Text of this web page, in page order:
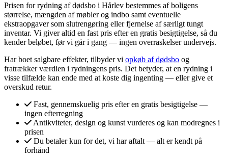
Prisen for rydning af dødsbo i Hårlev bestemmes af boligens
størrelse, mængden af møbler og indbo samt eventuelle
ekstraopgaver som slutrengøring eller fjernelse af særligt tungt
inventar. Vi giver altid en fast pris efter en gratis besigtigelse, så du
kender beløbet, før vi går i gang — ingen overraskelser undervejs.
Har boet salgbare effekter, tilbyder vi opkøb af dødsbo og
fratrækker værdien i rydningens pris. Det betyder, at en rydning i
visse tilfælde kan ende med at koste dig ingenting — eller give et
overskud retur.
Fast, gennemskuelig pris efter en gratis besigtigelse —
ingen efterregning
Antikviteter, design og kunst vurderes og kan modregnes i
prisen
Du betaler kun for det, vi har aftalt — alt er kendt på
forhånd